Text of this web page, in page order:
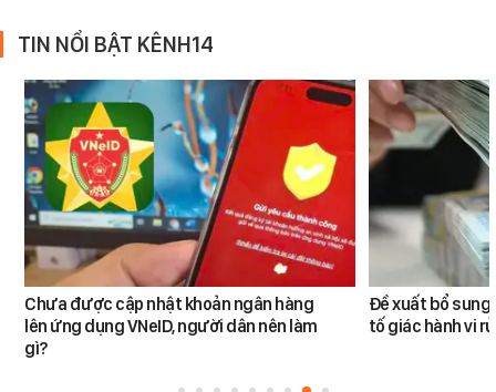
TIN NỔI BẬT KÊNH14
Chưa được cập nhật khoản ngân hàng
lên ứng dụng VNeID, người dân nên làm
gì?
Đề xuất bổ
tố giác hành vi